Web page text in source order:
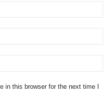
in this browser for the next time I